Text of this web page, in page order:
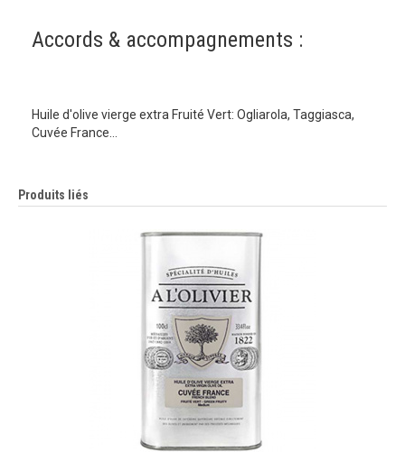
Accords & accompagnements :
Huile d'olive vierge extra Fruité Vert: Ogliarola, Taggiasca,
Cuvée France…
Produits liés